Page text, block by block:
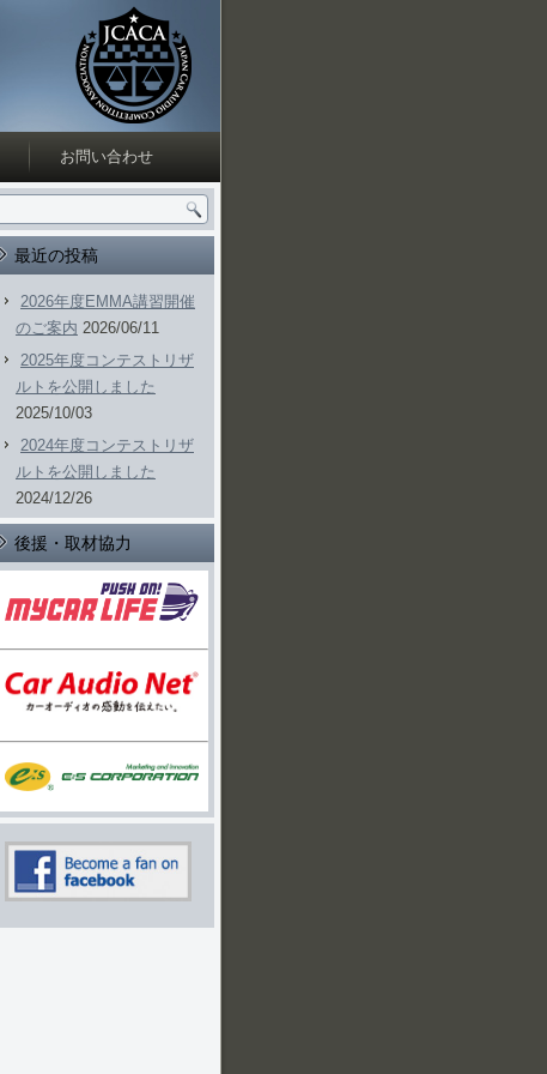
お問い合わせ
最近の投稿
2026年度EMMA講習開催
のご案内 2026/06/11
2025年度コンテストリザ
ルトを公開しました
2025/10/03
2024年度コンテストリザ
ルトを公開しました
2024/12/26
後援・取材協力